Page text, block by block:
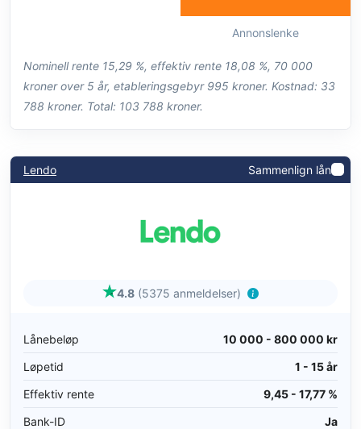
Annonslenke
Nominell rente 15,29 %, effektiv rente 18,08 %, 70 000
kroner over 5 år, etableringsgebyr 995 kroner. Kostnad: 33
788 kroner. Total: 103 788 kroner.
Lendo Sammenlign lån
4.8 (5375 anmeldelser)
Lånebeløp
10 000 - 800 000 kr
Løpetid
1 - 15 år
Effektiv rente
9,45 - 17,77 %
Bank-ID
Ja